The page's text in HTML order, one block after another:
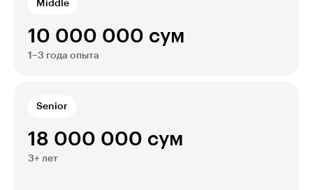
10 000 000 сум
Middle
1–3 года опыта
18 000 000 сум
Senior
3+ лет